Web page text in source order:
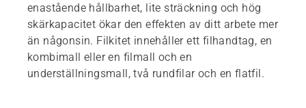
enastående hållbarhet, lite sträckning och hög
skärkapacitet ökar den effekten av ditt arbete mer
än någonsin. Filkitet innehåller ett filhandtag, en
kombimall eller en filmall och en
underställningsmall, två rundfilar och en flatfil.